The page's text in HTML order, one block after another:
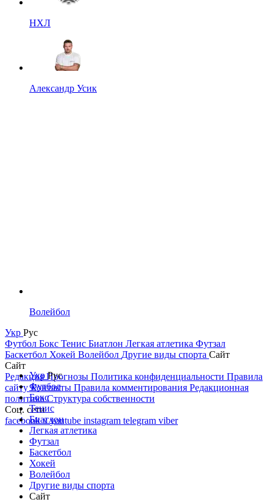
НХЛ
Александр Усик
Волейбол
Укр Рус
Футбол Бокс Тенис Биатлон Легкая атлетика Футзал
Баскетбол Хокей Волейбол Другие виды спорта Сайт
Сайт
РедакцияПрогнозы Политика конфиденциальности Правила
сайтуКонтакты Правила комментирования Редакционная
политикаСтруктура собственности
Соц. сети
facebookxyoutube instagram telegram viber
УкрРус
Футбол
Бокс
Тенис
Биатлон
Легкая атлетика
Футзал
Баскетбол
Хокей
Волейбол
Другие виды спорта
Сайт